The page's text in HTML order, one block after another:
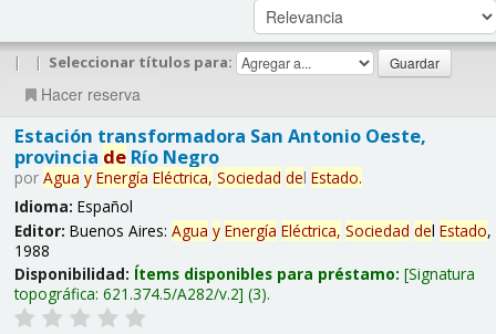
| | Seleccionar títulos para:
Hacer reserva
Estación transformadora San Antonio Oeste,
provincia deRío Negro
por Agua y Energía Eléctrica, Sociedad del Estado.
Idioma: Español
Editor: Buenos Aires: Agua y Energía Eléctrica, Sociedad del Estado,
1988
Disponibilidad: Ítems disponibles para préstamo: Signatura
topográfica: 621.374.5/A282/v.2 (3).